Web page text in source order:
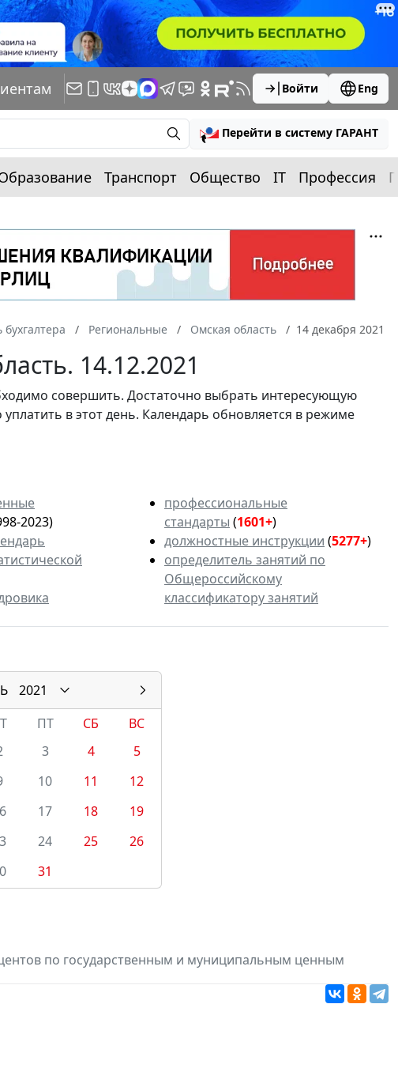
Войти Eng
Перейти в систему ГАРАНТ
Транспорт Общество IT Профессия
Региональные Омская область 14 декабря 2021
14.12.2021
совершить. Достаточно выбрать интересующую
в этот день. Календарь обновляется в режиме
2023)
профессиональные
стандарты (1601+)
должностные инструкции (5277+)
определитель занятий по
Общероссийскому
классификатору занятий
2021
ПТ СБ
ВС
3 4
5
10 11
12
17 18
19
24 25
26
31
по государственным и муниципальным ценным